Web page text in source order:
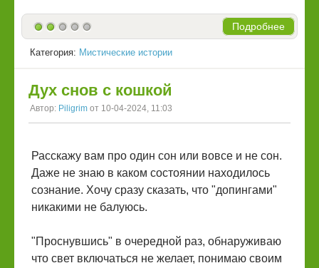
Подробнее
Категория: Мистические истории
Дух снов с кошкой
Автор: Piligrim от 10-04-2024, 11:03
Расскажу вам про один сон или вовсе и не сон.
Даже не знаю в каком состоянии находилось
сознание. Хочу сразу сказать, что "допингами"
никакими не балуюсь.
"Проснувшись" в очередной раз, обнаруживаю
что свет включаться не желает, понимаю своим